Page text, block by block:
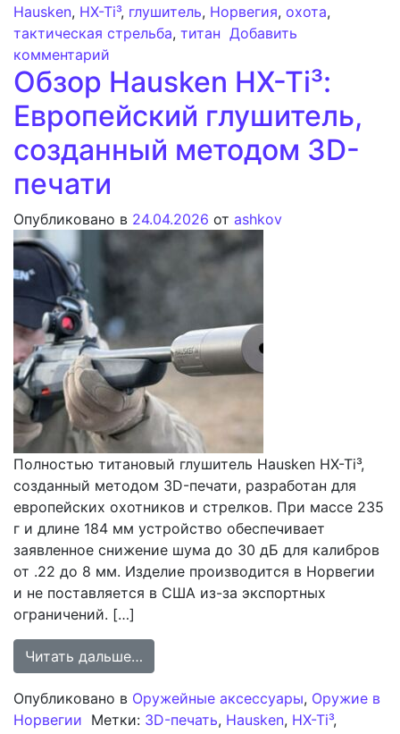
Hausken, HX-Ti³, глушитель, Норвегия, охота,
тактическая стрельба, титан Добавить
комментарий
Обзор Hausken HX-Ti³:
Европейский глушитель,
созданный методом 3D-
печати
Опубликовано в 24.04.2026 от ashkov
Полностью титановый глушитель Hausken HX-Ti³,
созданный методом 3D-печати, разработан для
европейских охотников и стрелков. При массе 235
г и длине 184 мм устройство обеспечивает
заявленное снижение шума до 30 дБ для калибров
от .22 до 8 мм. Изделие производится в Норвегии
и не поставляется в США из-за экспортных
ограничений. […]
Читать дальше…
Опубликовано в Оружейные аксессуары, Оружие в
Норвегии Метки: 3D-печать, Hausken, HX-Ti³,